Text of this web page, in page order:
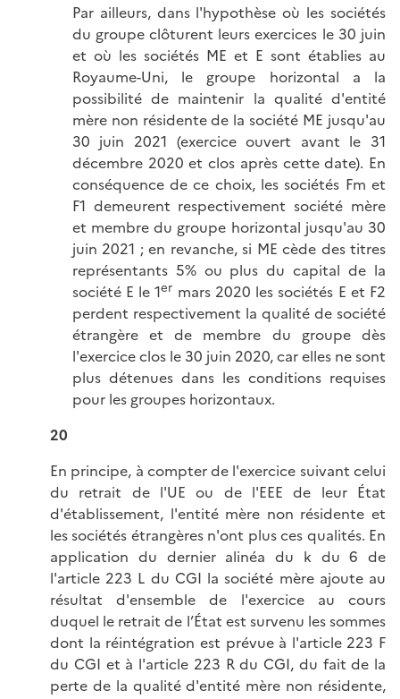
Par ailleurs, dans l'hypothèse où les sociétés
du groupe clôturent leurs exercices le 30 juin
et où les sociétés ME et E sont établies au
Royaume-Uni, le groupe horizontal a la
possibilité de maintenir la qualité d'entité
mère non résidente de la société ME jusqu'au
30 juin 2021 (exercice ouvert avant le 31
décembre 2020 et clos après cette date). En
conséquence de ce choix, les sociétés Fm et
F1 demeurent respectivement société mère
et membre du groupe horizontal jusqu'au 30
juin 2021 ; en revanche, si ME cède des titres
représentants 5% ou plus du capital de la
société E le 1er mars 2020 les sociétés E et F2
perdent respectivement la qualité de société
étrangère et de membre du groupe dès
l'exercice clos le 30 juin 2020, car elles ne sont
plus détenues dans les conditions requises
pour les groupes horizontaux.
20
En principe, à compter de l'exercice suivant celui
du retrait de l'UE ou de l'EEE de leur État
d'établissement, l'entité mère non résidente et
les sociétés étrangères n'ont plus ces qualités. En
application du dernier alinéa du k du 6 de
l'article 223 L du CGI la société mère ajoute au
résultat d'ensemble de l'exercice au cours
duquel le retrait de l’État est survenu les sommes
dont la réintégration est prévue à l'article 223 F
du CGI et à l'article 223 R du CGI, du fait de la
perte de la qualité d'entité mère non résidente,